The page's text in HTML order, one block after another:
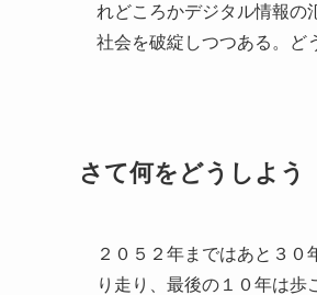
れどころかデジタル情報の
社会を破綻しつつある。ど
さて何をどうしよう
２０５２年まではあと３０
り走り、最後の１０年は歩